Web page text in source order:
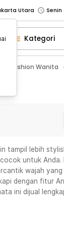
Utara
Jakarta Barat
Bekasi
Senin -
Senin -
Jakarta Barat
Bekasi
Senin -
Depok
Kategori
Fashion Wanita
tampil lebih
untuk
wajah
dengan fitur
ini dijual